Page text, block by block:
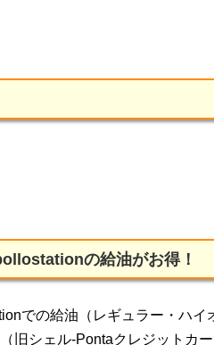
の給油がお得！
での給油（レギュラー・ハイ
旧シェル-Pontaクレジットカ